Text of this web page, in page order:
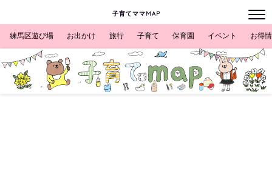
子育てママMAP
練馬区遊び場 お出かけ 旅行 子育て 保育園 イベント お得